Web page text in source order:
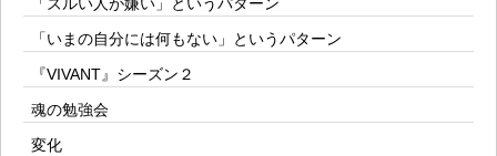
「ズルい人が嫌い」というパターン
「いまの自分には何もない」というパターン
『VIVANT』シーズン２
魂の勉強会
変化